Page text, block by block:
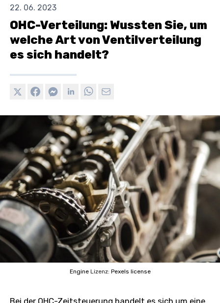
22. 06. 2023
OHC-Verteilung: Wussten Sie, um
welche Art von Ventilverteilung
es sich handelt?
Engine Lizenz: Pexels license
Bei der OHC-Zeitsteuerung handelt es sich um eine